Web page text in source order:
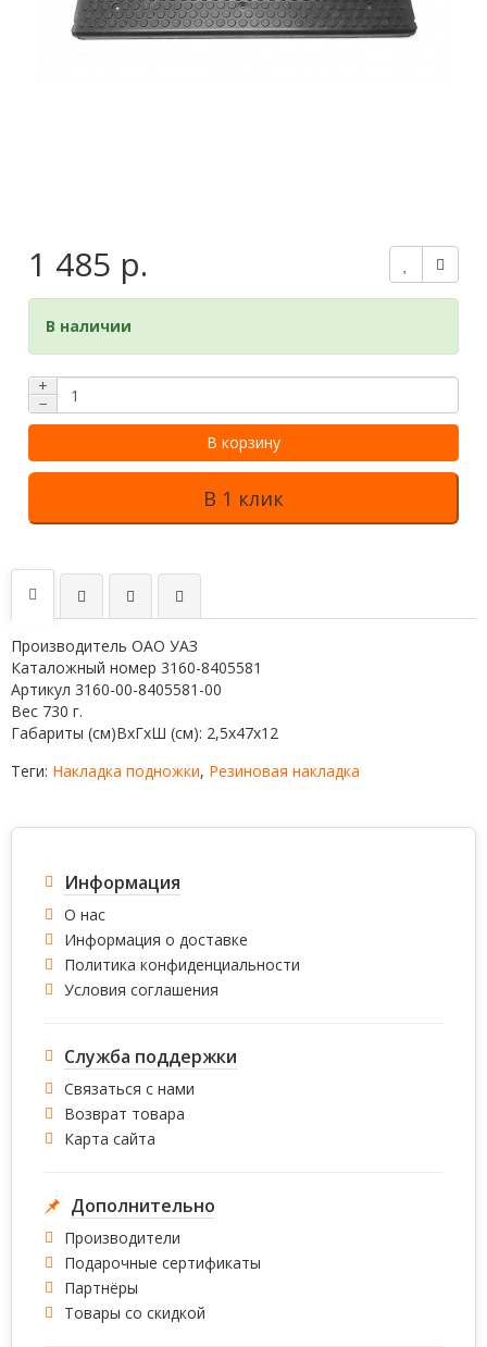
1 485 р.
В наличии
+
−
В корзину
В 1 клик
Производитель ОАО УАЗ
Каталожный номер 3160-8405581
Артикул 3160-00-8405581-00
Вес 730 г.
Габариты (см)ВхГхШ (см): 2,5х47х12
Теги: Накладка подножки, Резиновая накладка
Информация
О нас
Информация о доставке
Политика конфиденциальности
Условия соглашения
Служба поддержки
Связаться с нами
Возврат товара
Карта сайта
Дополнительно
Производители
Подарочные сертификаты
Партнёры
Товары со скидкой